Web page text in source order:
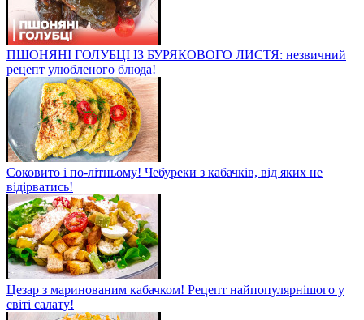
ПШОНЯНІ ГОЛУБЦІ ІЗ БУРЯКОВОГО ЛИСТЯ: незвичний
рецепт улюбленого блюда!
Соковито і по-літньому! Чебуреки з кабачків, від яких не
відірватись!
Цезар з маринованим кабачком! Рецепт найпопулярнішого у
світі салату!